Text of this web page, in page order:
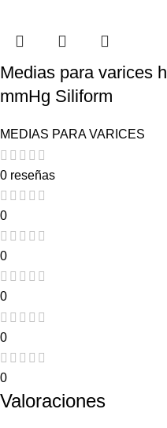
Medias para varices
mmHg Siliform
MEDIAS PARA VARICES
0 reseñas
0
0
0
0
0
Valoraciones